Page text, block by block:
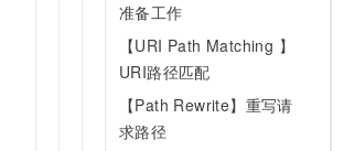
准备工作
【URI Path Matching 】
URI路径匹配
【Path Rewrite】重写请
求路径